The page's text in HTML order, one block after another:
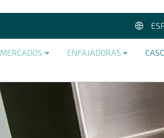
MERCADOS ENFAJADORAS